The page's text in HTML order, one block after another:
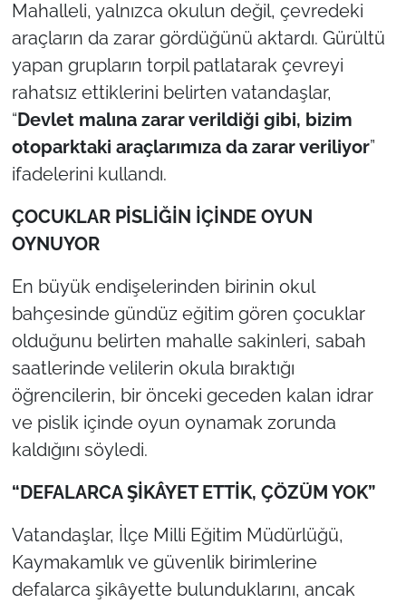
Mahalleli, yalnızca okulun değil, çevredeki
araçların da zarar gördüğünü aktardı. Gürültü
yapan grupların torpil patlatarak çevreyi
rahatsız ettiklerini belirten vatandaşlar,
“Devlet malına zarar verildiği gibi, bizim
otoparktaki araçlarımıza da zarar veriliyor”
ifadelerini kullandı.
ÇOCUKLAR PİSLİĞİN İÇİNDE OYUN
OYNUYOR
En büyük endişelerinden birinin okul
bahçesinde gündüz eğitim gören çocuklar
olduğunu belirten mahalle sakinleri, sabah
saatlerinde velilerin okula bıraktığı
öğrencilerin, bir önceki geceden kalan idrar
ve pislik içinde oyun oynamak zorunda
kaldığını söyledi.
“DEFALARCA ŞİKÂYET ETTİK, ÇÖZÜM YOK”
Vatandaşlar, İlçe Milli Eğitim Müdürlüğü,
Kaymakamlık ve güvenlik birimlerine
defalarca şikâyette bulunduklarını, ancak
English News
Canlı Maç
Finans
Gündem-Eğitim